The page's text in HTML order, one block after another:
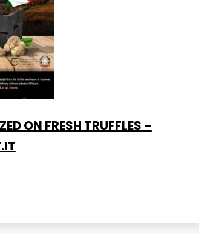
ON FRESH TRUFFLES –